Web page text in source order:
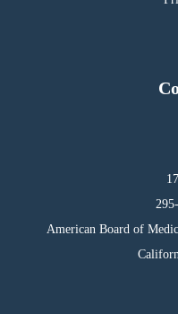
American Board of